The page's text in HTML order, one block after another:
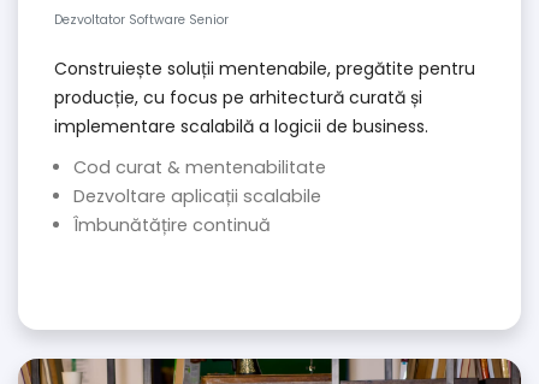
Dezvoltator Software Senior
Construiește soluții mentenabile, pregătite pentru
producție, cu focus pe arhitectură curată și
implementare scalabilă a logicii de business.
Cod curat & mentenabilitate
Dezvoltare aplicații scalabile
Îmbunătățire continuă